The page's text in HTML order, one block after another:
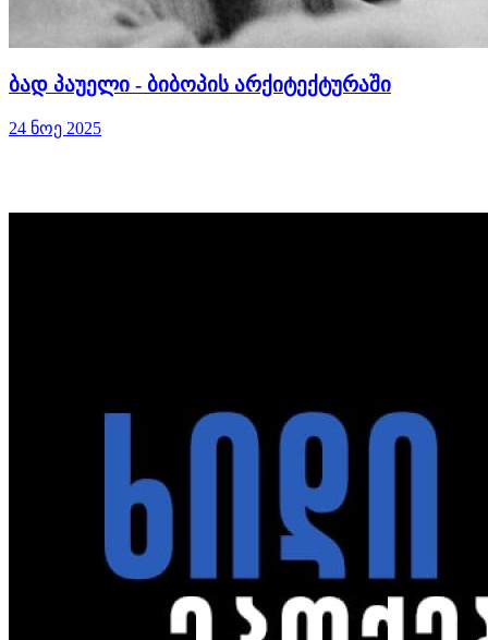
ბად პაუელი - ბიბოპის არქიტექტურაში
24 ნოე 2025